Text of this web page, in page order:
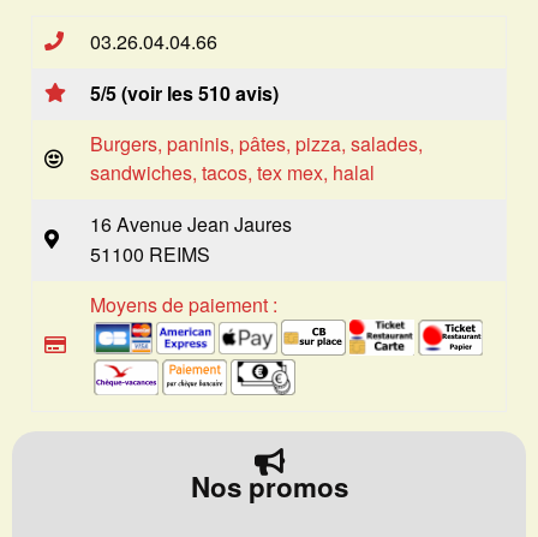
03.26.04.04.66
5/5 (voir les 510 avis)
Burgers, paninis, pâtes, pizza, salades,
sandwiches, tacos, tex mex, halal
16 Avenue Jean Jaures
51100 REIMS
Moyens de paiement :
Nos promos